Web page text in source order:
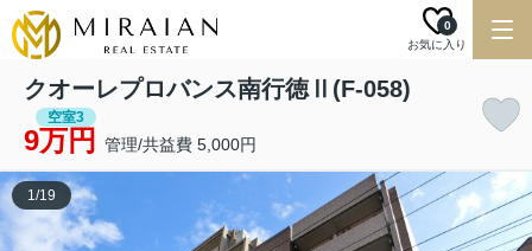
お気に入り
0
クオーレプロバンス南行徳Ⅱ(F-058)
空室3
9万円 管理/共益費 5,000円
1/19